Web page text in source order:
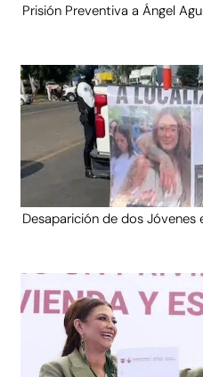
Prisión Preventiva a Ángel
Desaparición de dos Jóvenes